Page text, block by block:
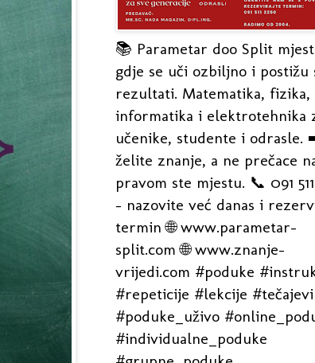
📚 Parametar doo Split
gdje se uči ozbiljno i postižu
rezultati. Matematika, fizika,
informatika i elektrotehnika
učenike, studente i odrasle.
želite znanje, a ne prečace
pravom ste mjestu. 📞 091
- nazovite već danas i
termin 🌐 www.parametar-
split.com 🌐 www.znanje-
vrijedi.com #poduke
#repeticije #lekcije #tečajevi
#poduke_uživo
#individualne_poduke